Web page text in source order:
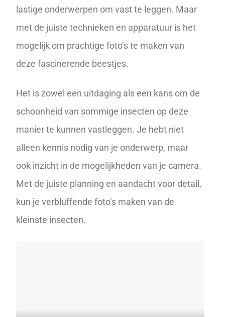
lastige onderwerpen om vast te leggen. Maar
met de juiste technieken en apparatuur is het
mogelijk om prachtige foto’s te maken van
deze fascinerende beestjes.
Het is zowel een uitdaging als een kans om de
schoonheid van sommige insecten op deze
manier te kunnen vastleggen. Je hebt niet
alleen kennis nodig van je onderwerp, maar
ook inzicht in de mogelijkheden van je camera.
Met de juiste planning en aandacht voor detail,
kun je verbluffende foto’s maken van de
kleinste insecten.